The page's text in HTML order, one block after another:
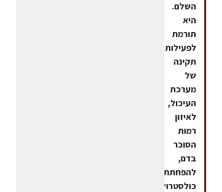
השלם.
היא
תורמת
לפעילות
תקינה
של
מערכת
העיכול,
לאיזון
רמות
הסוכר
בדם,
להפחתת
כולסטרול